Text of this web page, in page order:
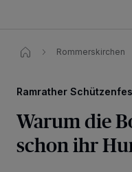
Rommerskirchen
Ramrather
Warum die
schon ihr